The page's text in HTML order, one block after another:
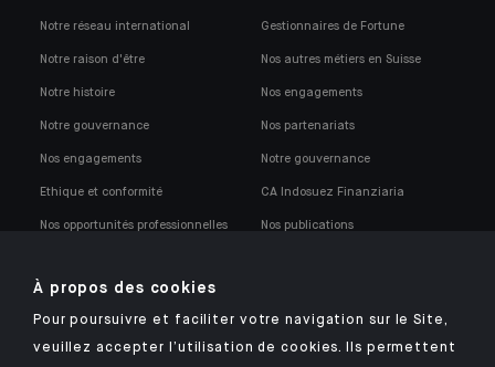
Notre réseau international
Notre raison d'être
Notre histoire
Notre gouvernance
Nos engagements
Ethique et conformité
Nos opportunités professionnelles
Gestionnaires de Fortune
Nos autres métiers en Suisse
Nos engagements
Nos partenariats
Notre gouvernance
CA Indosuez Finanziaria
Nos publications
À propos des cookies
Pour poursuivre et faciliter votre navigation sur le Site,
veuillez accepter l’utilisation de cookies. Ils permettent